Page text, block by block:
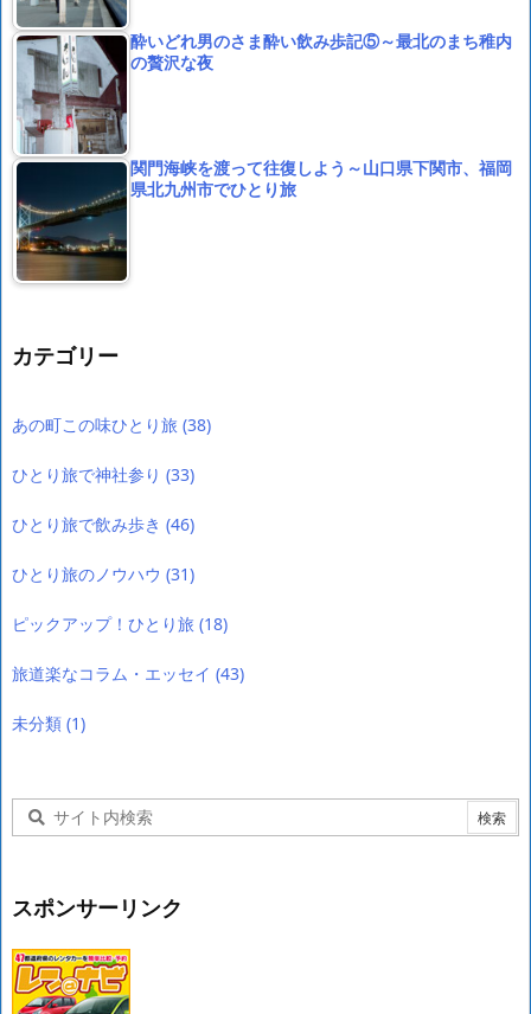
酔いどれ男のさま酔い飲み歩記⑤～最北のまち稚内
の贅沢な夜
関門海峡を渡って往復しよう～山口県下関市、福岡
県北九州市でひとり旅
カテゴリー
あの町この味ひとり旅 (38)
ひとり旅で神社参り (33)
ひとり旅で飲み歩き (46)
ひとり旅のノウハウ (31)
ピックアップ！ひとり旅 (18)
旅道楽なコラム・エッセイ (43)
未分類 (1)
スポンサーリンク